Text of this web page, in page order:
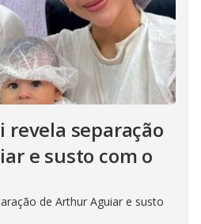
revela separação
e susto com o
de Arthur Aguiar e susto